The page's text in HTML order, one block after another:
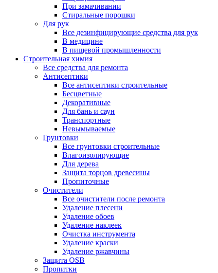
При замачивании
Стиральные порошки
Для рук
Все дезинфицирующие средства для рук
В медицине
В пищевой промышленности
Строительная химия
Все средства для ремонта
Антисептики
Все антисептики строительные
Бесцветные
Декоративные
Для бань и саун
Транспортные
Невымываемые
Грунтовки
Все грунтовки строительные
Влагоизолирующие
Для дерева
Защита торцов древесины
Пропиточные
Очистители
Все очистители после ремонта
Удаление плесени
Удаление обоев
Удаление наклеек
Очистка инструмента
Удаление краски
Удаление ржавчины
Защита OSB
Пропитки